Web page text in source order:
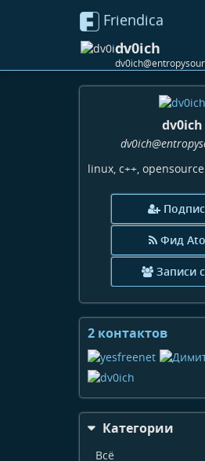
Friendica
dv0ich
dv0ich
dv0ich
linux, c++, opensource
Фид
Записи
2 контактов
Категории
Всё